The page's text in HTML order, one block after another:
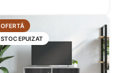
OFERTĂ
STOC EPUIZAT